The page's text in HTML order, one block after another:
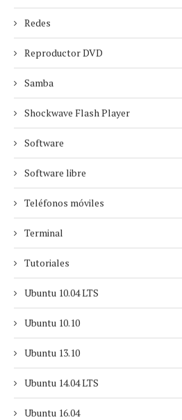
Redes
Reproductor DVD
Samba
Shockwave Flash Player
Software
Software libre
Teléfonos móviles
Terminal
Tutoriales
Ubuntu 10.04 LTS
Ubuntu 10.10
Ubuntu 13.10
Ubuntu 14.04 LTS
Ubuntu 16.04